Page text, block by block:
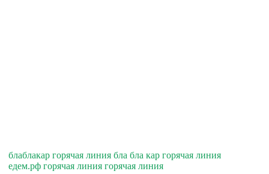
блаблакар горячая линия бла бла кар горячая линия
едем.рф горячая линия горячая линия